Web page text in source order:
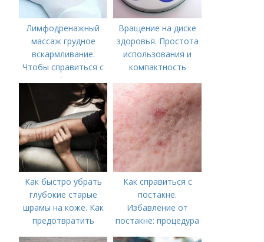
Лимфодренажный
массаж грудное
вскармливание.
Чтобы справиться с
нагрубанием,
необходимо
предпринять
следующие действия:
Вращение на диске
здоровья. Простота
использования и
компактность
Как быстро убрать
глубокие старые
шрамы на коже. Как
предотвратить
Как справиться с
постакне.
Избавление от
постакне: процедура